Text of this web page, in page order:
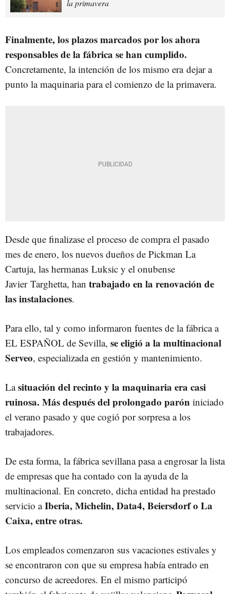
la primavera
Finalmente, los plazos marcados por los ahora
responsables de la fábrica se han cumplido.
Concretamente, la intención de los mismo era dejar a
punto la maquinaria para el comienzo de la primavera.
Desde que finalizase el proceso de compra el pasado
mes de enero, los nuevos dueños de Pickman La
Cartuja, las hermanas Luksic y el onubense
JavierTarghetta, han trabajado en la renovación de
las instalaciones.
Para ello, tal y como informaron fuentes de la fábrica a
EL ESPAÑOL de Sevilla, se eligió a la multinacional
Serveo, especializada en gestión y mantenimiento.
Lasituación del recinto y la maquinaria era casi
ruinosa. Más después del prolongado parón iniciado
el verano pasado y que cogió por sorpresa a los
trabajadores.
De esta forma, la fábrica sevillana pasa a engrosar la lista
de empresas que ha contado con la ayuda de la
multinacional. En concreto, dicha entidad ha prestado
servicio aIberia, Michelin, Data4, Beiersdorf o La
Caixa, entre otras.
Los empleados comenzaron sus vacaciones estivales y
se encontraron con que su empresa había entrado en
concurso de acreedores. En el mismo participó